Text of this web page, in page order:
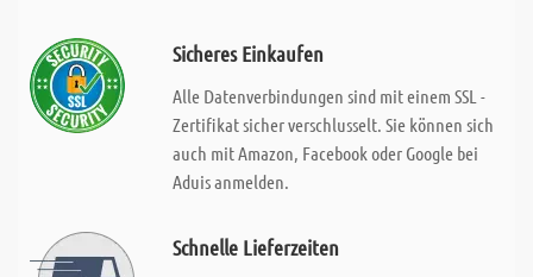
Sicheres Einkaufen
Alle Datenverbindungen sind mit einem SSL -
Zertifikat sicher verschlusselt. Sie können sich
auch mit Amazon, Facebook oder Google bei
Aduis anmelden.
Schnelle Lieferzeiten